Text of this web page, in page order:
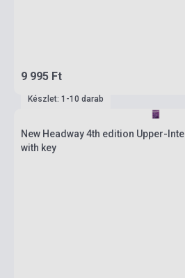
9 995 Ft
Készlet: 1-10 darab
New Headway 4th edition Upper-
with key